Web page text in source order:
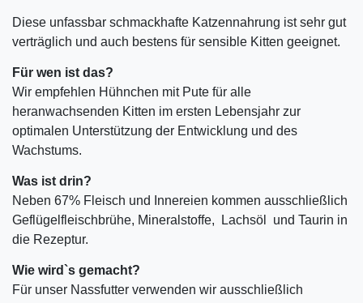
Diese unfassbar schmackhafte Katzennahrung ist sehr gut
verträglich und auch bestens für sensible Kitten geeignet.
Für wen ist das?
Wir empfehlen Hühnchen mit Pute für alle
heranwachsenden Kitten im ersten Lebensjahr zur
optimalen Unterstützung der Entwicklung und des
Wachstums.
Was ist drin?
Neben 67% Fleisch und Innereien kommen ausschließlich
Geflügelfleischbrühe, Mineralstoffe, Lachsöl und Taurin in
die Rezeptur.
Wie wird`s gemacht?
Für unser Nassfutter verwenden wir ausschließlich